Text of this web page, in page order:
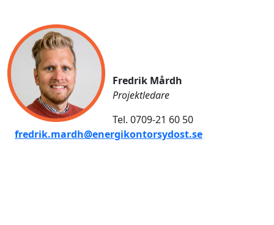
Fredrik Mårdh
Projektledare
Tel. 0709-21 60 50
fredrik.mardh@energikontorsydost.se